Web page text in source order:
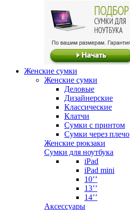
Женские сумки
Женские сумки
Деловые
Дизайнерские
Классические
Клатчи
Сумки с принтом
Сумки через плечо
Женские рюкзаки
Сумки для ноутбука
iPad
iPad mini
10’’
13’’
14’’
Аксессуары